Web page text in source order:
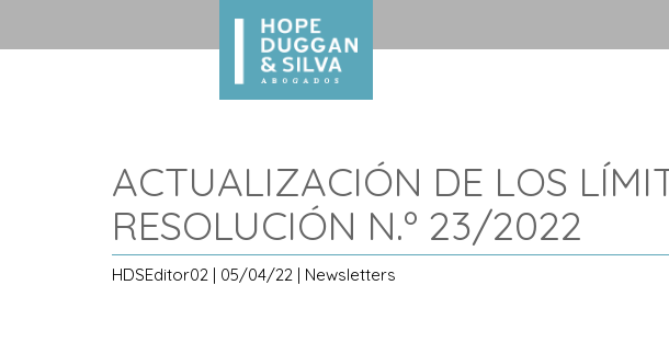
ACTUALIZACIÓN DE LOS
RESOLUCIÓN N.º 23/2022
HDSEditor02 | 05/04/22 | Newsletters